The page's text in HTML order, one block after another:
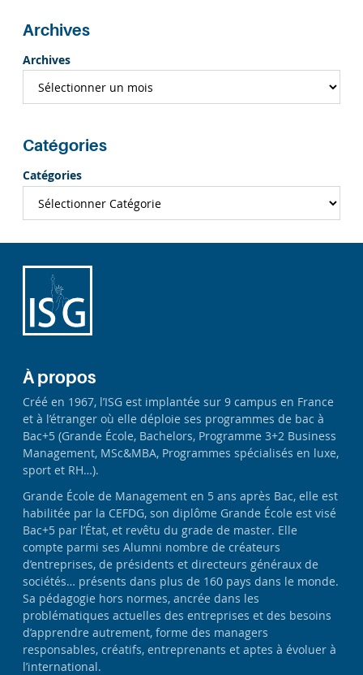
Archives
Archives
Catégories
Catégories
À propos
Créé en 1967, l’ISG est implantée sur 9 campus en France
et à l’étranger où elle déploie ses programmes de bac à
Bac+5 (Grande École, Bachelors, Programme 3+2 Business
Management, MSc&MBA, Programmes spécialisés en luxe,
sport et RH…).
Grande École de Management en 5 ans après Bac, elle est
habilitée par la CEFDG, son diplôme Grande École est visé
Bac+5 par l’État, et revêtu du grade de master. Elle
compte parmi ses Alumni nombre de créateurs
d’entreprises, de présidents et directeurs généraux de
sociétés… présents dans plus de 160 pays dans le monde.
Sa pédagogie hors normes, ancrée dans les
problématiques actuelles des entreprises et des besoins
d’apprendre autrement, forme des managers
responsables, créatifs, entreprenants et aptes à évoluer à
l’international.